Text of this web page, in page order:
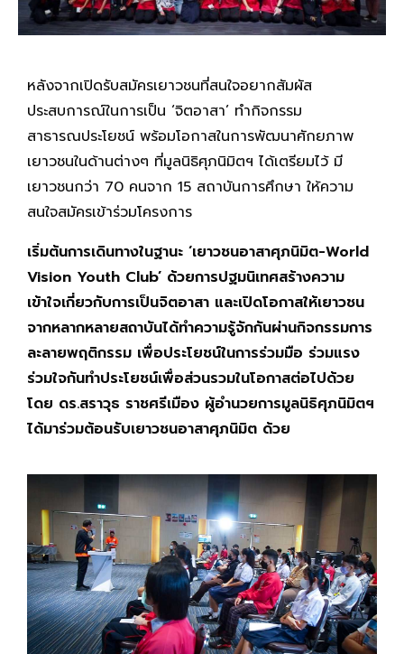
หลังจากเปิดรับสมัครเยาวชนที่สนใจอยากสัมผัส
ประสบการณ์ในการเป็น ‘จิตอาสา’ ทำกิจกรรม
สาธารณประโยชน์ พร้อมโอกาสในการพัฒนาศักยภาพ
เยาวชนในด้านต่างๆ ที่มูลนิธิศุภนิมิตฯ ได้เตรียมไว้ มี
เยาวชนกว่า 70 คนจาก 15 สถาบันการศึกษา ให้ความ
สนใจสมัครเข้าร่วมโครงการ
เริ่มต้นการเดินทางในฐานะ ‘เยาวชนอาสาศุภนิมิต-World
Vision Youth Club’ ด้วยการปฐมนิเทศสร้างความ
เข้าใจเกี่ยวกับการเป็นจิตอาสา และเปิดโอกาสให้เยาวชน
จากหลากหลายสถาบันได้ทำความรู้จักกันผ่านกิจกรรมการ
ละลายพฤติกรรม เพื่อประโยชน์ในการร่วมมือ ร่วมแรง
ร่วมใจกันทำประโยชน์เพื่อส่วนรวมในโอกาสต่อไปด้วย
โดย ดร.สราวุธ ราชศรีเมือง ผู้อำนวยการมูลนิธิศุภนิมิตฯ
ได้มาร่วมต้อนรับเยาวชนอาสาศุภนิมิต ด้วย